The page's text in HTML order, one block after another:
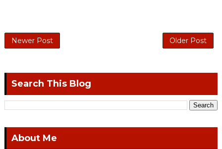
Newer Post Older Post
Search This Blog
About Me